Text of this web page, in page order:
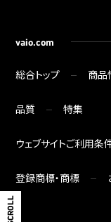
SCROLL
vaio.com
総合トップ 商品
品質 特集
ウェブサイトご利用条
登録商標・商標